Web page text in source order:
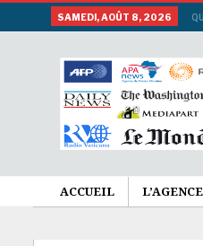
SAMEDI, AOÛT 8, 2026
ACCUEIL L’AGENCE